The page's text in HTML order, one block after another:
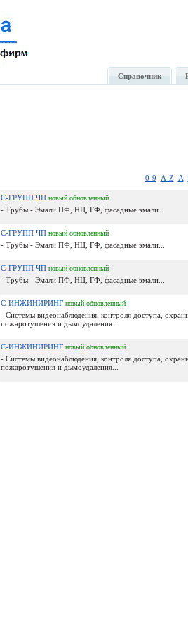
Справочник
0-9 A-Z А
С-ГРУПП ЧП новый обновленный
- Трубы - Эмали ПФ, НЦ, ГФ, фасадные эмали...
С-ГРУПП ЧП новый обновленный
- Трубы - Эмали ПФ, НЦ, ГФ, фасадные эмали...
С-ГРУПП ЧП новый обновленный
- Трубы - Эмали ПФ, НЦ, ГФ, фасадные эмали...
С-ИНЖИНИРИНГ новый обновленный
- Системы видеонаблюдения, контроля доступа,
пожаротушения и дымоудаления...
С-ИНЖИНИРИНГ новый обновленный
- Системы видеонаблюдения, контроля доступа,
пожаротушения и дымоудаления...